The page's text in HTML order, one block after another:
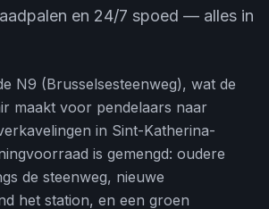
en 24/7 spoed — alles in
N9 (Brusselsesteenweg), wat de
maakt voor pendelaars naar
in Sint-Katherina-
is gemengd: oudere
de steenweg, nieuwe
het station, en een groen